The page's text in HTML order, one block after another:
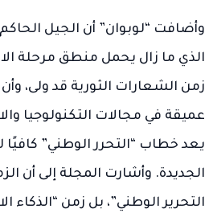
وأضافت “لوبوان” أن الجيل
الذي ما زال يحمل منطق مرحلة
زمن الشعارات الثورية قد ولى،
عميقة في مجالات التكنولوجيا
يعد خطاب “التحرر الوطني” كافيًا
الجديدة. وأشارت المجلة إلى أن
التحرير الوطني”، بل زمن “الذكاء